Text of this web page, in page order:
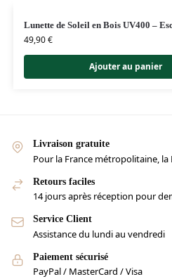
Lunette de Soleil en Bois UV400 –
49,90€
Ajouter au panier
Livraison gratuite
Pour la France métropolitaine, la
Retours faciles
14 jours après réception pour
Service Client
Assistance du lundi au vendredi
Paiement sécurisé
PayPal / MasterCard / Visa